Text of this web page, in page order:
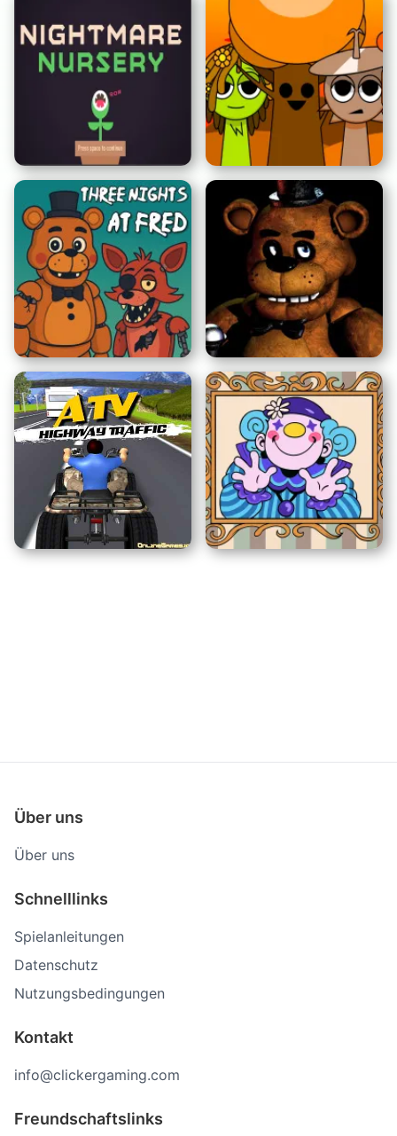
Dunkler Ninja Hanjo Julies Schönheitssalon
Albtraum-Kinderzimmer Sprunki: Herbstausgabe
Drei Nächte bei Fred Five Nights at Freddy's
Über uns
Über uns
Schnelllinks
Spielanleitungen
Datenschutz
Nutzungsbedingungen
Kontakt
info@clickergaming.com
Freundschaftslinks